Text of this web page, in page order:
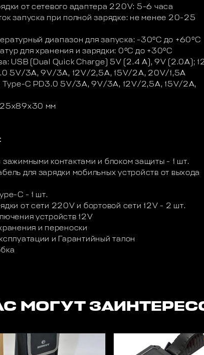
от сетевого адаптера 220V: 5-6 часа
запуска при полной зарядке: не менее 20-25
диапазон для запуска: -30ºС до +60ºС
для хранения и зарядки: 0ºС до +30ºС
USB (Dual Quick Charge) 5V (2.4 А), 9V (2.0A);
5V/3А, 9V/3A, 12V/2,5A, 15V/2A, 20V/1,5A
Type-C PD3.0 5V/3А, 9V/3A, 12V/2,5A, 15V/2A,
мм
контактами и блоком защиты - 1 шт.
для зарядки мобильных устройств от выхода
C - 1 шт.
от сети 220V и бортовой сети 12V - 2 шт.
устройств 12V
и переноски
и Гарантийный талон
МОГУТ